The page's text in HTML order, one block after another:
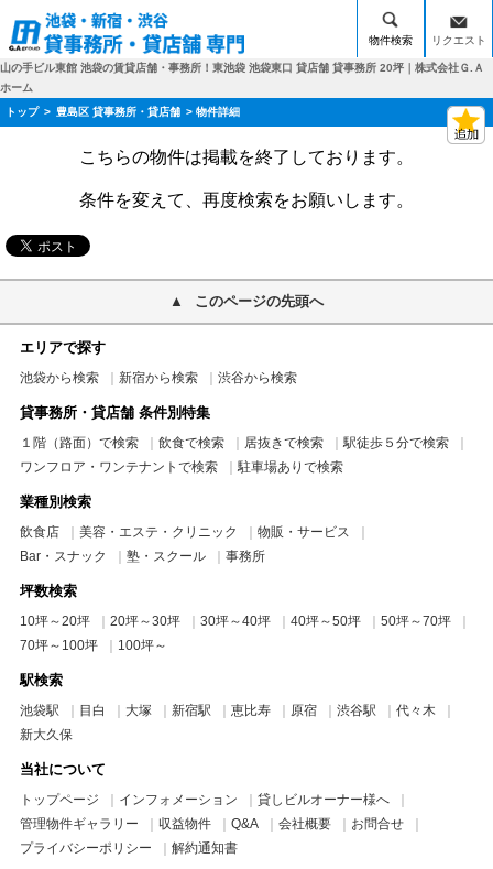
物件検索 リクエスト
山の手ビル東館 池袋の賃貸店舗・事務所！東池袋 池袋東口 貸店舗 貸事務所 20坪｜株式会社Ｇ.Ａ
ホーム
トップ > 豊島区 貸事務所・貸店舗 > 物件詳細
こちらの物件は掲載を終了しております。
条件を変えて、再度検索をお願いします。
このページの先頭へ
エリアで探す
池袋から検索 新宿から検索 渋谷から検索
貸事務所・貸店舗 条件別特集
１階（路面）で検索 飲食で検索 居抜きで検索
駅徒歩５分で検索
ワンフロア・ワンテナントで検索
駐車場ありで検索
業種別検索
飲食店 美容・エステ・クリニック
物販・サービス
Bar・スナック
塾・スクール 事務所
坪数検索
10坪～20坪 20坪～30坪 30坪～40坪 40坪～50坪
50坪～70坪
70坪～100坪
100坪～
駅検索
池袋駅 目白 大塚 新宿駅 恵比寿 原宿 渋谷駅
代々木
新大久保
当社について
トップページ インフォメーション
貸しビルオーナー様へ
管理物件ギャラリー
収益物件 Q&A 会社概要
お問合せ
プライバシーポリシー
解約通知書